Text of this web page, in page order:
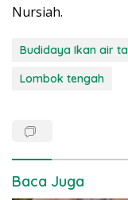
Nursiah.
Budidaya Ikan air
Lombok tengah
Baca Juga